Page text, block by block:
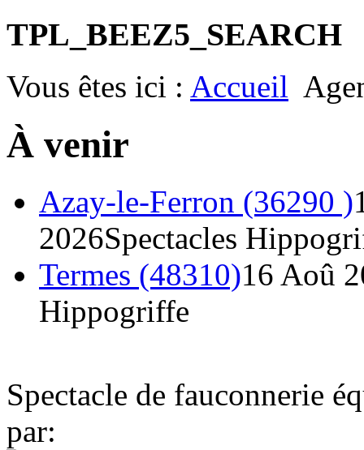
TPL_BEEZ5_SEARCH
Vous êtes ici : Accueil
À venir
Azay-le-Ferron (36290 )
2026Spectacles
Termes (48310)16 Aoû
Hippogriffe
Spectacle de fauconnerie
par: